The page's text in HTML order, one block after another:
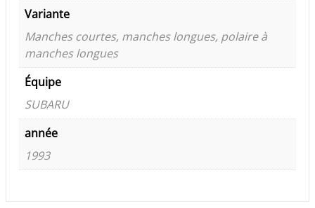
Variante
Manches courtes, manches longues, polaire à
manches longues
Équipe
SUBARU
année
1993